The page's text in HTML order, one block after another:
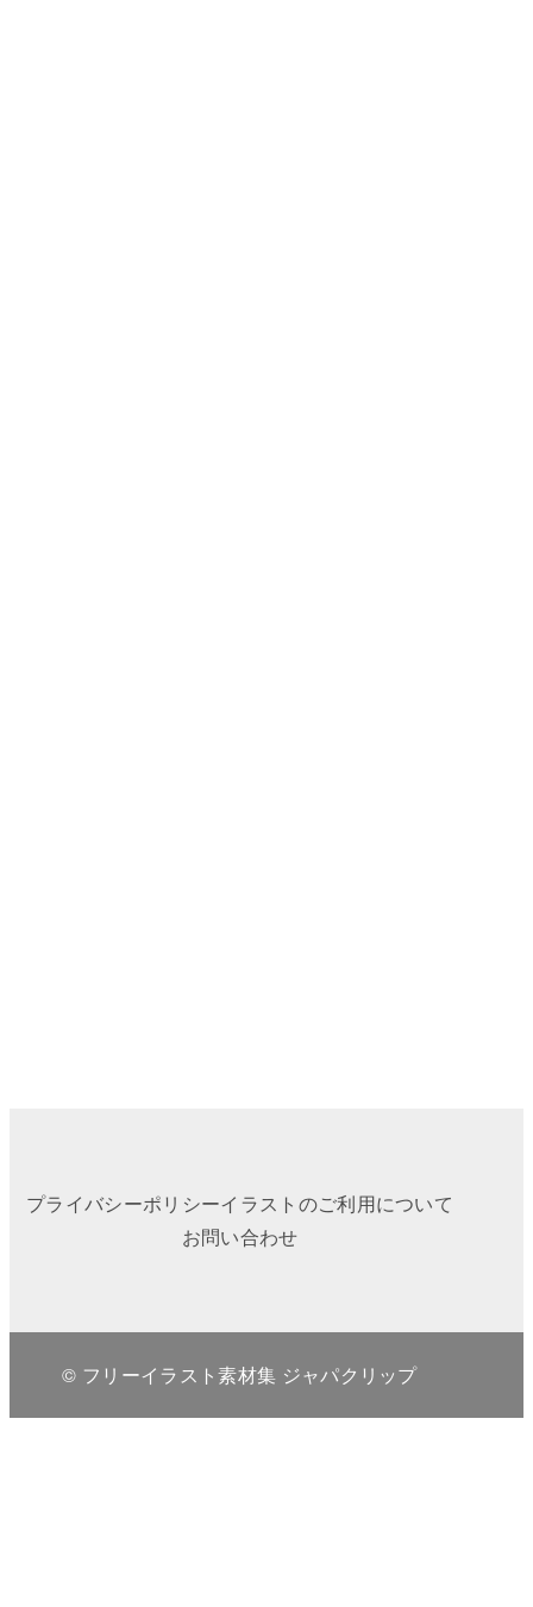
プライバシーポリシーイラストのご利用について
お問い合わせ
© フリーイラスト素材集 ジャパクリップ